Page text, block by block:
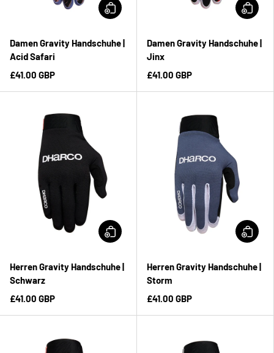
Damen Gravity Handschuhe |
Acid Safari
£41.00 GBP
Damen Gravity Handschuhe |
Jinx
£41.00 GBP
Herren Gravity Handschuhe |
Schwarz
£41.00 GBP
Herren Gravity Handschuhe |
Storm
£41.00 GBP